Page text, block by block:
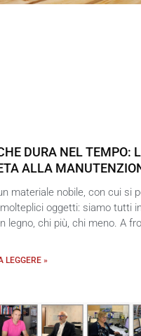
DURA NEL TEMPO:
ALLA
materiale nobile, con cui si
oggetti: siamo tutti
legno, chi più, chi meno. A
LEGGERE »